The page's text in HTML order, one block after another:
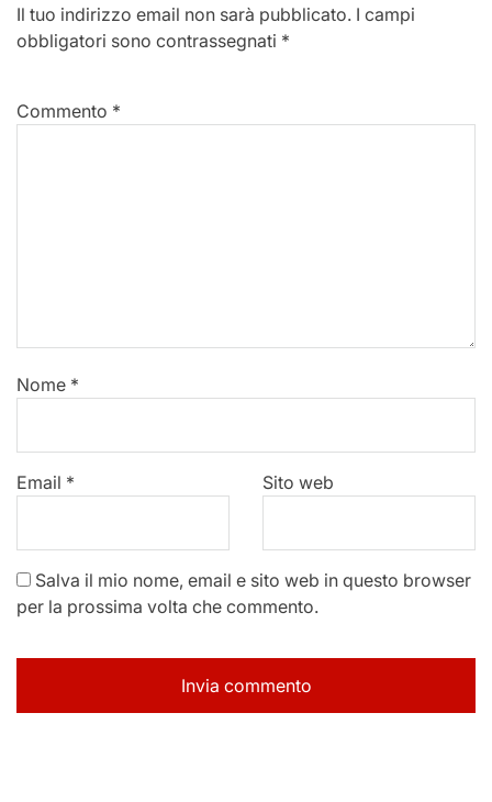
Il tuo indirizzo email non sarà pubblicato. I campi
obbligatori sono contrassegnati *
Commento *
Nome *
Email * Sito web
Salva il mio nome, email e sito web in questo browser
per la prossima volta che commento.